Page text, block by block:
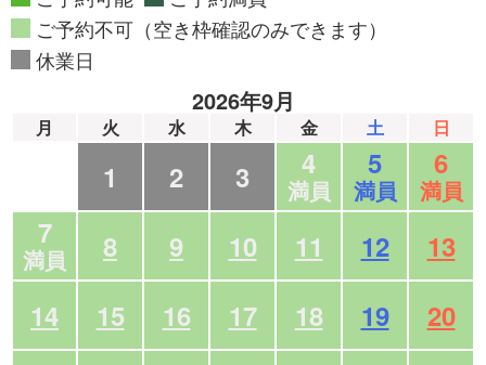
ご予約不可（空き枠確認のみできます）
休業日
2026年9月
月 火 水 木 金 土 日
1 2 3 4
満員
5
満員
6
満員
7
満員 8 9 10 11 12
13
14
15 16 17 18 19
20